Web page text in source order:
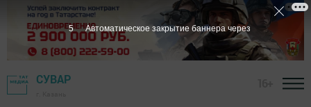
СУВАР
4 Автоматическое закрытие баннера через